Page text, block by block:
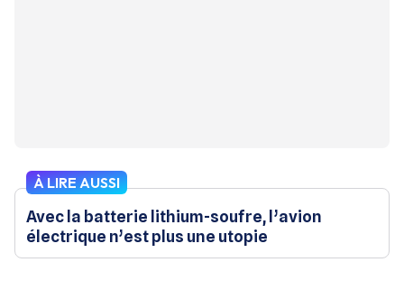
À LIRE AUSSI
Avec la batterie lithium-soufre, l’avion
électrique n’est plus une utopie